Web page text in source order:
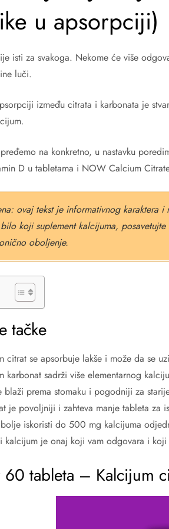
u apsorpciji)
isti za svakoga. Nekome će više
luči.
između citrata i karbonata je
na konkretno, u nastavku
D u tabletama i NOW Calcium
ovaj tekst je informativnog karaktera
koji suplement kalcijuma,
oboljenje.
tačke
citrat se apsorbuje lakše i može da se
karbonat sadrži više elementarnog
blaži prema stomaku i pogodniji za
je povoljniji i zahteva manje tableta za
iskoristi do 500 mg kalcijuma
kalcijum je onaj koji vam odgovara i koji
60 tableta – Kalcijum